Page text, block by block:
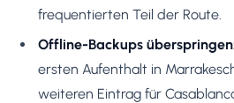
frequentierten Teil der Route.
Offline-Backups
ersten Aufenthalt in
weiteren Eintrag für